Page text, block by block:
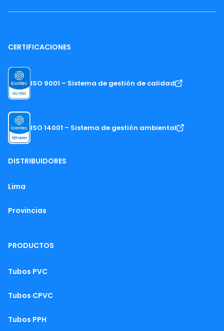
CERTIFICACIONES
ISO 9001 – Sistema de gestión de calidad
ISO 14001 – Sistema de gestión ambiental
DISTRIBUIDORES
Lima
Provincias
PRODUCTOS
Tubos PVC
Tubos CPVC
Tubos PPH